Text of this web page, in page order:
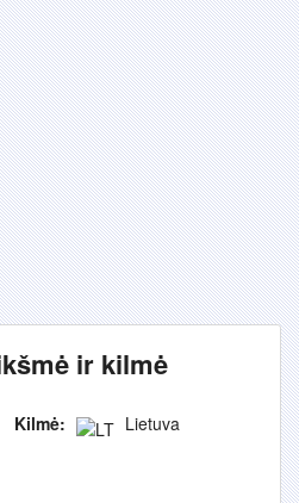
ir kilmė
Kilmė: Lietuva